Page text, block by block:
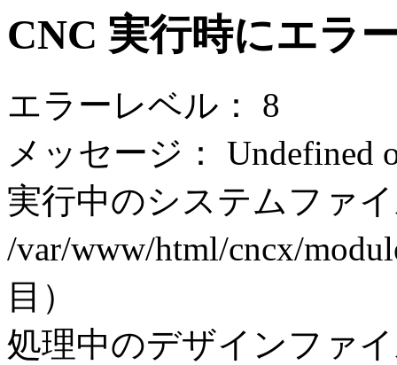
CNC 実行時にエラ
エラーレベル： 8
メッセージ： Undefined
実行中のシステムファ
/var/www/html/cncx/
目）
処理中のデザインファ